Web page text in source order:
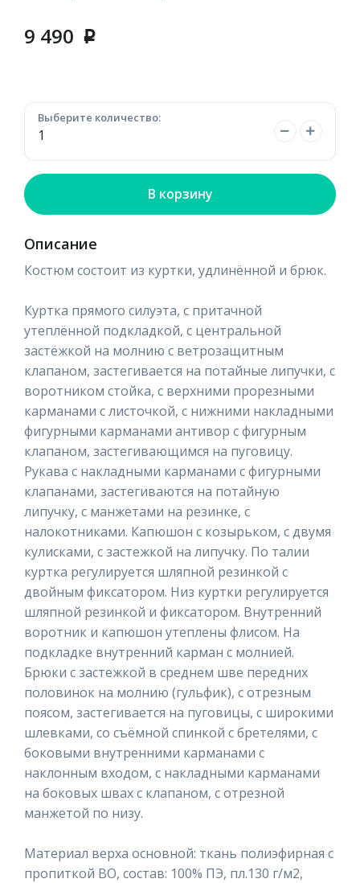
9 490 p
Выберите количество:
В корзину
Описание
Костюм состоит из куртки, удлинённой и брюк.
Куртка прямого силуэта, с притачной
утеплённой подкладкой, с центральной
застёжкой на молнию с ветрозащитным
клапаном, застегивается на потайные липучки, с
воротником стойка, с верхними прорезными
карманами с листочкой, с нижними накладными
фигурными карманами антивор с фигурным
клапаном, застегивающимся на пуговицу.
Рукава с накладными карманами с фигурными
клапанами, застегиваются на потайную
липучку, с манжетами на резинке, с
налокотниками. Капюшон с козырьком, с двумя
кулисками, с застежкой на липучку. По талии
куртка регулируется шляпной резинкой с
двойным фиксатором. Низ куртки регулируется
шляпной резинкой и фиксатором. Внутренний
воротник и капюшон утеплены флисом. На
подкладке внутренний карман с молнией.
Брюки с застежкой в среднем шве передних
половинок на молнию (гульфик), с отрезным
поясом, застегивается на пуговицы, с широкими
шлевками, со съёмной спинкой с бретелями, с
боковыми внутренними карманами с
наклонным входом, с накладными карманами
на боковых швах с клапаном, с отрезной
манжетой по низу.
Материал верха основной: ткань полиэфирная с
пропиткой ВО, состав: 100% ПЭ, пл.130 г/м2,